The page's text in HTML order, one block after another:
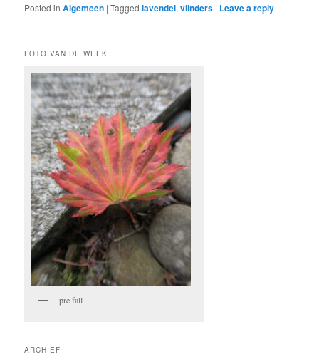
Posted in Algemeen |Tagged lavendel,vlinders | Leave a reply
FOTO VAN DE WEEK
pre fall
ARCHIEF